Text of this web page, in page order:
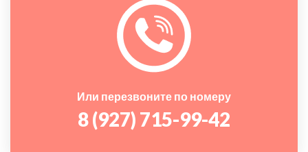
Или перезвоните по номеру
8 (927) 715-99-42